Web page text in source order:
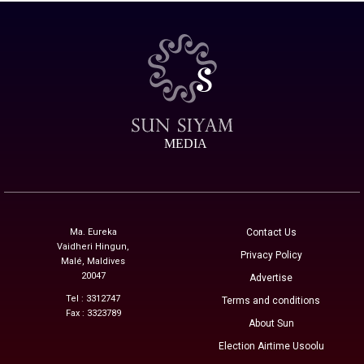
MEDIA
Ma. Eureka
Vaidheri Hingun,
Malé, Maldives
20047
Tel : 3312747
Fax : 3323789
Contact Us
Privacy Policy
Advertise
Terms and conditions
About Sun
Election Airtime Usoolu